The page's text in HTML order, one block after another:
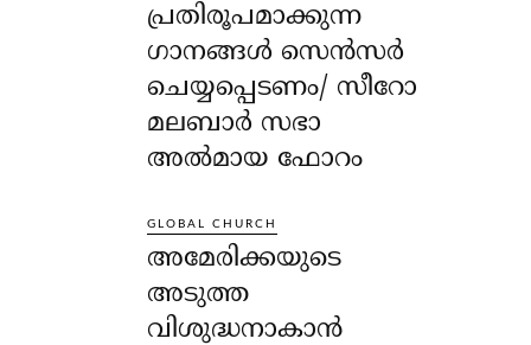
പ്രതിരൂപമാക്കുന്ന
ഗാനങ്ങൾ സെൻസർ
ചെയ്യപ്പെടണം/ സീറോ
മലബാർ സഭാ
അൽമായ ഫോറം
GLOBAL CHURCH
അമേരിക്കയുടെ
അടുത്ത
വിശുദ്ധനാകാൻ